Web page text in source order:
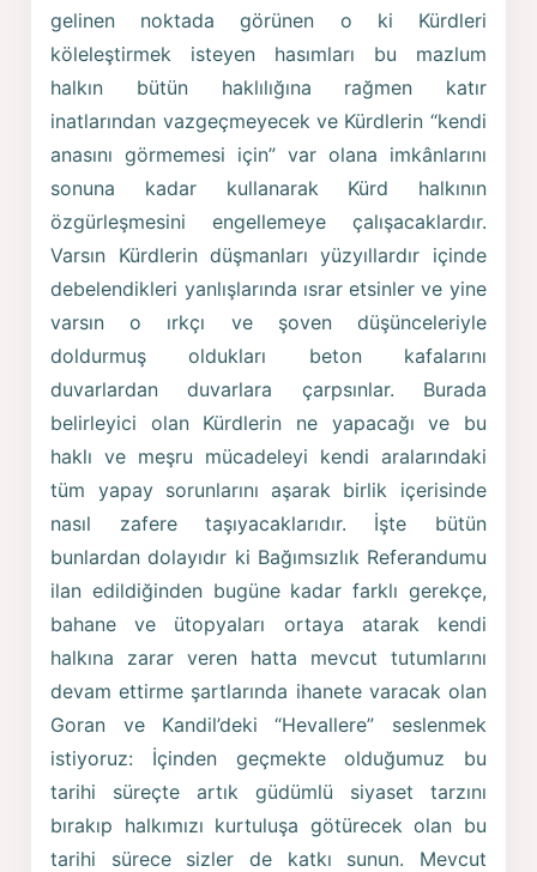
gelinen noktada görünen o ki Kürdleri
köleleştirmek isteyen hasımları bu mazlum
halkın bütün haklılığına rağmen katır
inatlarından vazgeçmeyecek ve Kürdlerin “kendi
anasını görmemesi için” var olana imkânlarını
sonuna kadar kullanarak Kürd halkının
özgürleşmesini engellemeye çalışacaklardır.
Varsın Kürdlerin düşmanları yüzyıllardır içinde
debelendikleri yanlışlarında ısrar etsinler ve yine
varsın o ırkçı ve şoven düşünceleriyle
doldurmuş oldukları beton kafalarını
duvarlardan duvarlara çarpsınlar. Burada
belirleyici olan Kürdlerin ne yapacağı ve bu
haklı ve meşru mücadeleyi kendi aralarındaki
tüm yapay sorunlarını aşarak birlik içerisinde
nasıl zafere taşıyacaklarıdır. İşte bütün
bunlardan dolayıdır ki Bağımsızlık Referandumu
ilan edildiğinden bugüne kadar farklı gerekçe,
bahane ve ütopyaları ortaya atarak kendi
halkına zarar veren hatta mevcut tutumlarını
devam ettirme şartlarında ihanete varacak olan
Goran ve Kandil’deki “Hevallere” seslenmek
istiyoruz: İçinden geçmekte olduğumuz bu
tarihi süreçte artık güdümlü siyaset tarzını
bırakıp halkımızı kurtuluşa götürecek olan bu
tarihi sürece sizler de katkı sunun. Mevcut